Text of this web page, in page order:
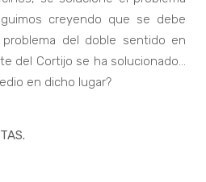
creyendo que se debe
del doble sentido en
del Cortijo se ha solucionado…
en dicho lugar?